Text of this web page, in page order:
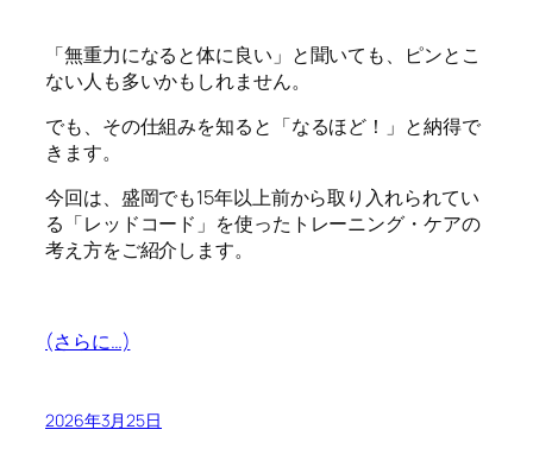
「無重力になると体に良い」と聞いても、ピンとこ
ない人も多いかもしれません。
でも、その仕組みを知ると「なるほど！」と納得で
きます。
今回は、盛岡でも15年以上前から取り入れられてい
る「レッドコード」を使ったトレーニング・ケアの
考え方をご紹介します。
(さらに…)
2026年3月25日